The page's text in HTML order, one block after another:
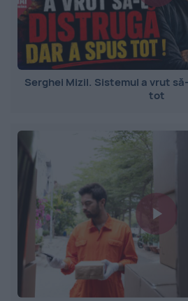
Serghei Mizil. Sistemul a vrut
tot